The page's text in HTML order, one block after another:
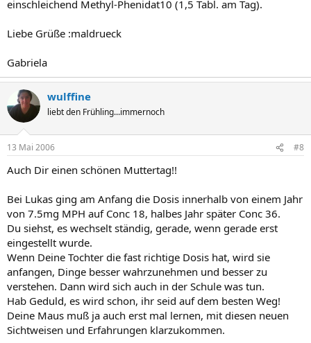
einschleichend Methyl-Phenidat10 (1,5 Tabl. am Tag).
Liebe Grüße :maldrueck
Gabriela
wulffine
liebt den Frühling...immernoch
13 Mai 2006 #8
Auch Dir einen schönen Muttertag!!
Bei Lukas ging am Anfang die Dosis innerhalb von einem Jahr
von 7.5mg MPH auf Conc 18, halbes Jahr später Conc 36.
Du siehst, es wechselt ständig, gerade, wenn gerade erst
eingestellt wurde.
Wenn Deine Tochter die fast richtige Dosis hat, wird sie
anfangen, Dinge besser wahrzunehmen und besser zu
verstehen. Dann wird sich auch in der Schule was tun.
Hab Geduld, es wird schon, ihr seid auf dem besten Weg!
Deine Maus muß ja auch erst mal lernen, mit diesen neuen
Sichtweisen und Erfahrungen klarzukommen.